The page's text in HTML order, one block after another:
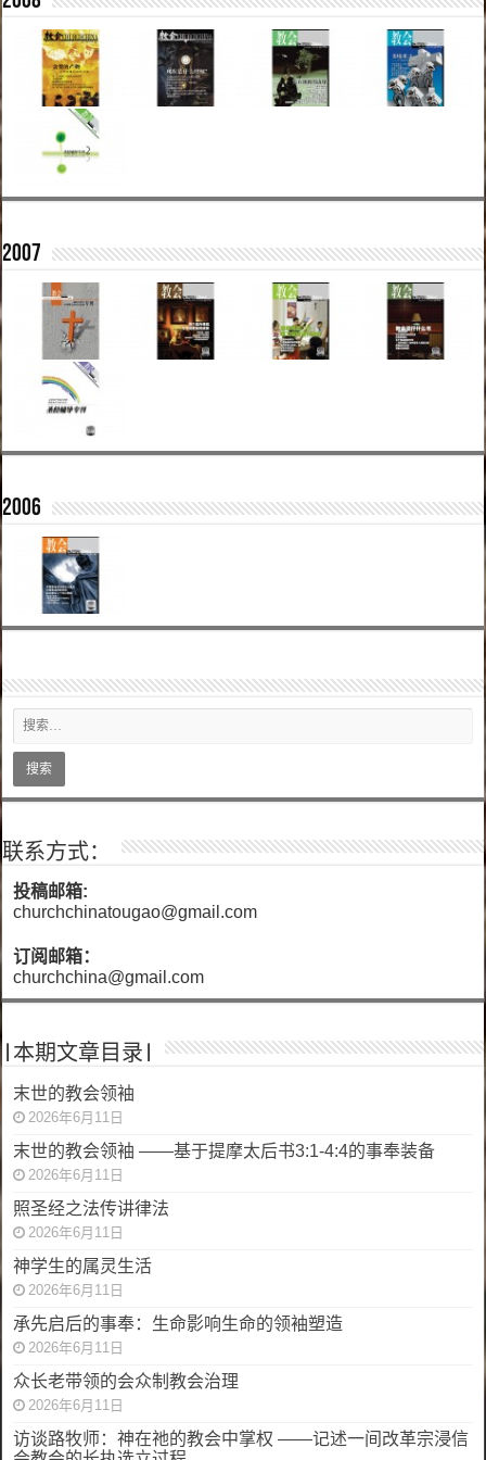
2007
2006
联系方式：
投稿邮箱:
churchchinatougao@gmail.com
订阅邮箱：
churchchina@gmail.com
|本期文章目录|
末世的教会领袖
2026年6月11日
末世的教会领袖 ——基于提摩太后书3:1-4:4的事奉装备
2026年6月11日
照圣经之法传讲律法
2026年6月11日
神学生的属灵生活
2026年6月11日
承先启后的事奉：生命影响生命的领袖塑造
2026年6月11日
众长老带领的会众制教会治理
2026年6月11日
访谈路牧师：神在祂的教会中掌权 ——记述一间改革宗浸信